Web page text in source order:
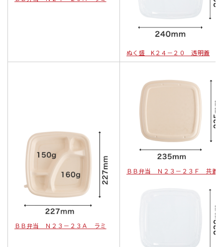
ぬく盛 K２４－２０ 透明蓋
ＢＢ弁当 Ｎ２３－２３Ａ ラミ
ＢＢ弁当 Ｎ２３－２３Ｆ 共蓋